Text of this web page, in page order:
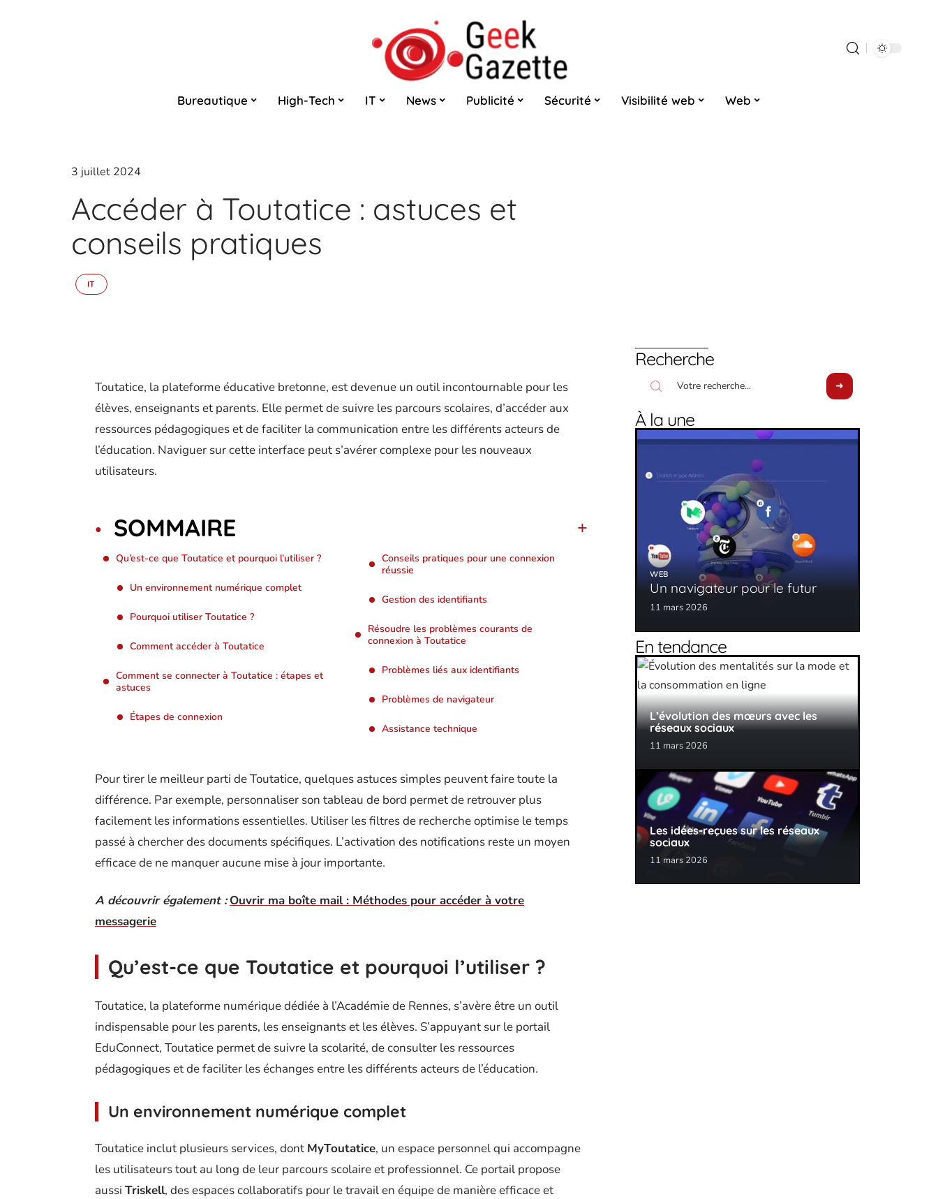
Bureautique High-Tech IT News Publicité Sécurité Visibilité web Web
3 juillet 2024
Accéder à Toutatice : astuces et
conseils pratiques
IT
Toutatice, la plateforme éducative bretonne, est devenue un outil incontournable pour les
élèves, enseignants et parents. Elle permet de suivre les parcours scolaires, d’accéder aux
ressources pédagogiques et de faciliter la communication entre les différents acteurs de
l’éducation. Naviguer sur cette interface peut s’avérer complexe pour les nouveaux
utilisateurs.
SOMMAIRE
Qu’est-ce que Toutatice et pourquoi l’utiliser ?
Un environnement numérique complet
Pourquoi utiliser Toutatice ?
Comment accéder à Toutatice
Comment se connecter à Toutatice : étapes et
astuces
Étapes de connexion
Conseils pratiques pour une connexion
réussie
Gestion des identifiants
Résoudre les problèmes courants de
connexion à Toutatice
Problèmes liés aux identifiants
Problèmes de navigateur
Assistance technique
Pour tirer le meilleur parti de Toutatice, quelques astuces simples peuvent faire toute la
différence. Par exemple, personnaliser son tableau de bord permet de retrouver plus
facilement les informations essentielles. Utiliser les filtres de recherche optimise le temps
passé à chercher des documents spécifiques. L’activation des notifications reste un moyen
efficace de ne manquer aucune mise à jour importante.
A découvrir également : Ouvrir ma boîte mail : Méthodes pour accéder à votre
messagerie
Qu’est-ce que Toutatice et pourquoi l’utiliser ?
Toutatice, la plateforme numérique dédiée à l’Académie de Rennes, s’avère être un outil
indispensable pour les parents, les enseignants et les élèves. S’appuyant sur le portail
EduConnect, Toutatice permet de suivre la scolarité, de consulter les ressources
pédagogiques et de faciliter les échanges entre les différents acteurs de l’éducation.
Un environnement numérique complet
Toutatice inclut plusieurs services, dont MyToutatice, un espace personnel qui accompagne
les utilisateurs tout au long de leur parcours scolaire et professionnel. Ce portail propose
aussi Triskell, des espaces collaboratifs pour le travail en équipe de manière efficace et
Recherche
À la une
WEB
Un navigateur pour le futur
11 mars 2026
En tendance
L’évolution des mœurs avec les
réseaux sociaux
11 mars 2026
Les idées-reçues sur les réseaux
sociaux
11 mars 2026